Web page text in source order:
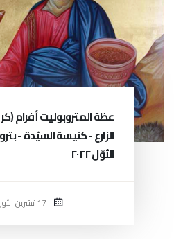
عظة المتروبوليت أفرام
الأوّل ٢٠٢٢